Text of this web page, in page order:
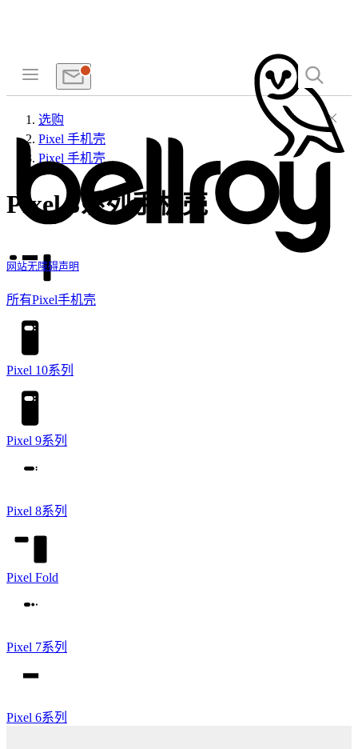
网站无障碍声明
选购
Pixel 手机壳
Pixel 手机壳
Pixel 8系列手机壳
所有Pixel手机壳
Pixel 10系列
Pixel 9系列
Pixel 8系列
Pixel Fold
Pixel 7系列
Pixel 6系列